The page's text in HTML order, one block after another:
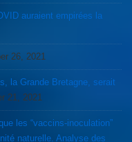
la
26, 2021
la Grande Bretagne, serait
21, 2021
les “vaccins-inoculation”
naturelle. Analyse des